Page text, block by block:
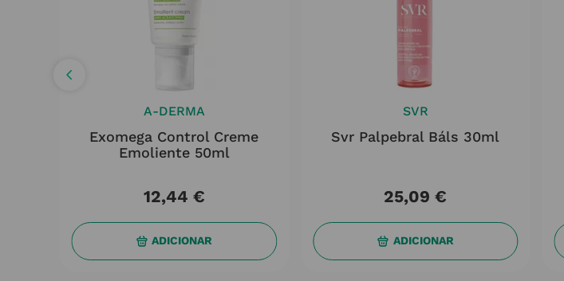
A-DERMA
Exomega Control Creme
Emoliente 50ml
12,44 €
ADICIONAR
SVR
Svr Palpebral Báls 30ml
25,09 €
ADICIONAR